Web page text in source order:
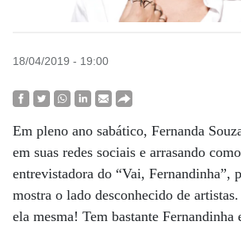
18/04/2019 - 19:00
Em pleno ano sabático, Fernanda
em suas redes sociais e arrasando
entrevistadora do “Vai, Fernandinha”,
mostra o lado desconhecido de
ela mesma! Tem bastante Fernandinha